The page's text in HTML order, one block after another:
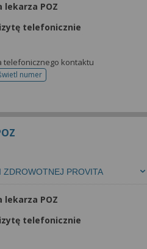
lekarza POZ
telefonicznie
telefonicznego kontaktu
numer
telefonu do rejestracji
ZDROWOTNEJ PROVITA
lekarza POZ
telefonicznie